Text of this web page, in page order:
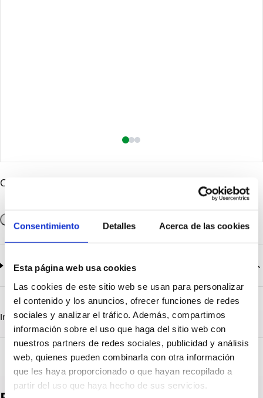
Consentimiento Detalles Acerca de las cookies
Esta página web usa cookies
Las cookies de este sitio web se usan para personalizar
el contenido y los anuncios, ofrecer funciones de redes
sociales y analizar el tráfico. Además, compartimos
información sobre el uso que haga del sitio web con
nuestros partners de redes sociales, publicidad y análisis
web, quienes pueden combinarla con otra información
que les haya proporcionado o que hayan recopilado a
partir del uso que haya hecho de sus servicios.
Cantidad
Documentación
CatalogoGeneral-EN.pdf
Descargar
Serie_1500_Ecompact.pdf
Descargar
Información destacada Detalles técnicosVista 3D